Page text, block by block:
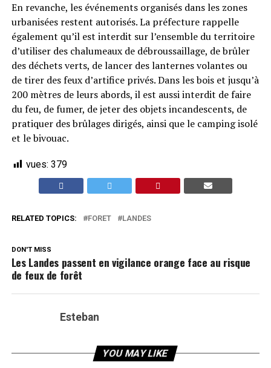
En revanche, les événements organisés dans les zones
urbanisées restent autorisés. La préfecture rappelle
également qu’il est interdit sur l’ensemble du territoire
d’utiliser des chalumeaux de débroussaillage, de brûler
des déchets verts, de lancer des lanternes volantes ou
de tirer des feux d’artifice privés. Dans les bois et jusqu’à
200 mètres de leurs abords, il est aussi interdit de faire
du feu, de fumer, de jeter des objets incandescents, de
pratiquer des brûlages dirigés, ainsi que le camping isolé
et le bivouac.
vues: 379
RELATED TOPICS: FORET LANDES
DON'T MISS
Les Landes passent en vigilance orange face au risque
de feux de forêt
Esteban
YOU MAY LIKE